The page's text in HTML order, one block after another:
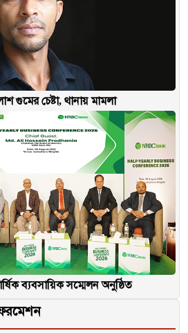
গুমের চেষ্টা, থানায় মামলা
ব্যবসায়িক সম্মেলন অনুষ্ঠিত